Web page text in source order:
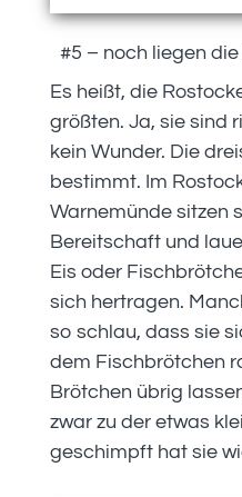
#5 – noch liegen
Es heißt, die
größten. Ja, sie sind
kein Wunder. Die
bestimmt. Im
Warnemünde sitzen
Bereitschaft und
Eis oder
sich hertragen.
so schlau, dass sie
dem Fischbrötchen
Brötchen übrig
zwar zu der etwas
geschimpft hat sie